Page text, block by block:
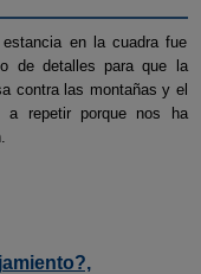
en la cuadra fue
de detalles para que la
contra las montañas y el
a repetir porque nos ha